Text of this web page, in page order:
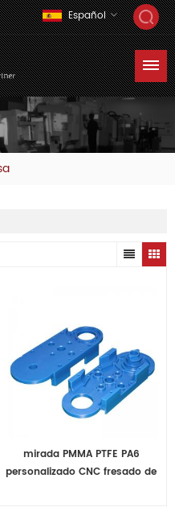
Español
mirada PMMA PTFE PA6
personalizado CNC fresado de